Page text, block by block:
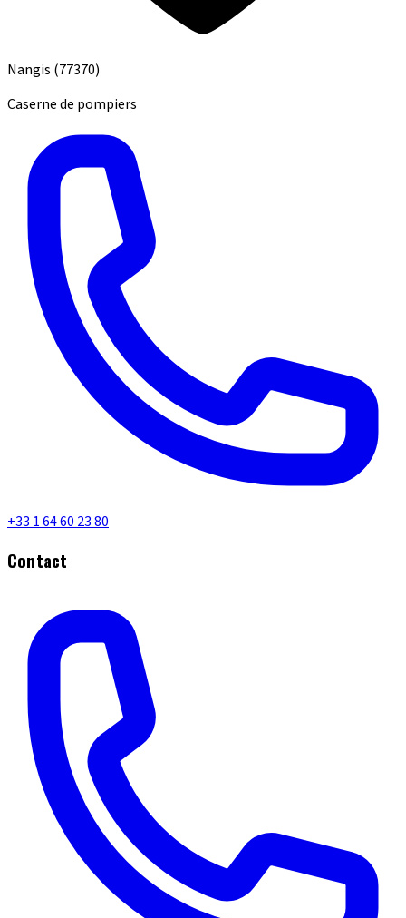
Nangis (77370)
Caserne de pompiers
+33 1 64 60 23 80
Contact